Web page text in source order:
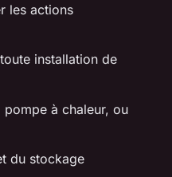
les actions
installation de
pompe à chaleur, ou
du stockage